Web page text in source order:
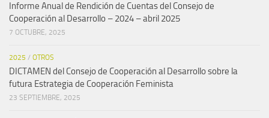
Informe Anual de Rendición de Cuentas del Consejo de
Cooperación al Desarrollo – 2024 – abril 2025
7 OCTUBRE, 2025
2025 / OTROS
DICTAMEN del Consejo de Cooperación al Desarrollo sobre la
futura Estrategia de Cooperación Feminista
23 SEPTIEMBRE, 2025